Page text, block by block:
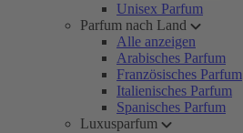
Unisex Parfum
Parfum nach Land
Alle anzeigen
Arabisches Parfum
Französisches Parfum
Italienisches Parfum
Spanisches Parfum
Luxusparfum